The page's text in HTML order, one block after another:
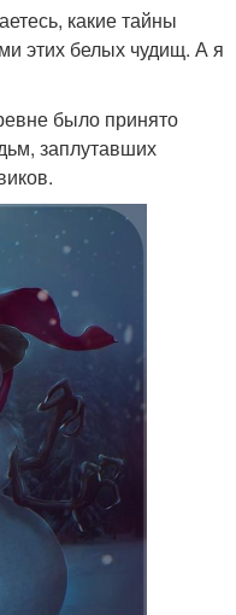
какие тайны
этих белых чудищ. А я
было принято
заплутавших